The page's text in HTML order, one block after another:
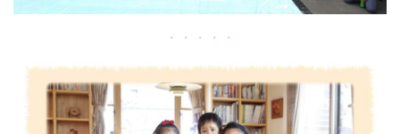
・・・・・